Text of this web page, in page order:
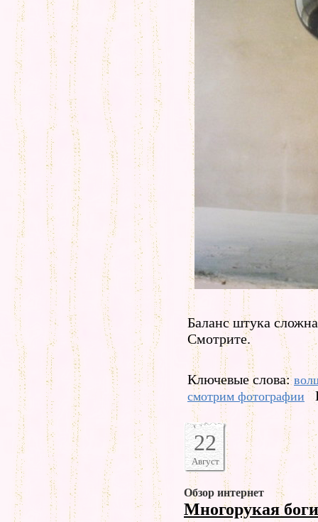
Баланс штука
Смотрите.
Ключевые слова:
смотрим фотографии
22
Август
Обзор интернет
Многорукая